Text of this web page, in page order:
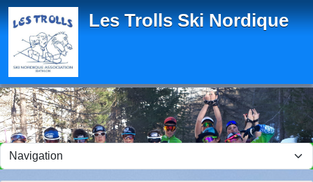
Les Trolls Ski Nordique
Panneau de gestion des cookies